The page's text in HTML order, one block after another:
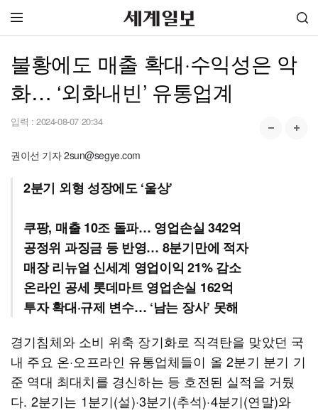
불황에도 매출 확대·수익성은 악
화… ‘외화내빈’ 유통업계
입력 : 2024-08-07 20:34
권이선 기자 2sun@segye.com
2분기 외형 성장에도 ‘울상’
쿠팡, 매출 10조 돌파… 영업손실 342억
공정위 과징금 등 반영… 8분기만에 적자
매장 리뉴얼 신세계 영업이익 21% 감소
온라인 공세 롯데마트 영업손실 162억
투자 확대·규제 변수… ‘남는 장사’ 못해
경기침체와 소비 위축 장기화로 직격탄을 맞았던 국
내 주요 온·오프라인 유통업체들이 올 2분기 분기 기
준 역대 최대치를 경신하는 등 호전된 실적을 거뒀
다. 2분기는 1분기(설)·3분기(추석)·4분기(연말)와